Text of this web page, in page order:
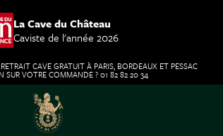
La Cave du Château
Caviste de l'année 2026
CAVE GRATUIT À PARIS, BORDEAUX ET PESSAC
SUR VOTRE COMMANDE ? 01 82 82 20 34